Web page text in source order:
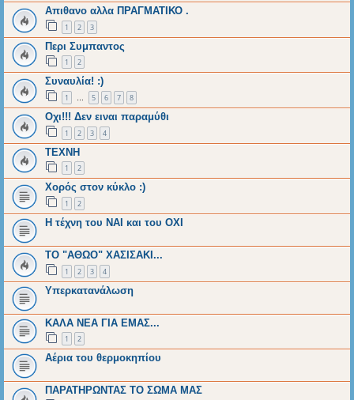
Απιθανο αλλα ΠΡΑΓΜΑΤΙΚΟ .
1 2 3
Περι Συμπαντος
1 2
Συναυλία! :)
1 … 5 6 7 8
Οχι!!! Δεν ειναι παραμύθι
1 2 3 4
ΤΕΧΝΗ
1 2
Χορός στον κύκλο :)
1 2
Η τέχνη του ΝΑΙ και του ΟΧΙ
ΤΟ "ΑΘΩΟ" ΧΑΣΙΣΑΚΙ...
1 2 3 4
Υπερκατανάλωση
ΚΑΛΑ ΝΕΑ ΓΙΑ ΕΜΑΣ...
1 2
Αέρια του θερμοκηπίου
ΠΑΡΑΤΗΡΩΝΤΑΣ ΤΟ ΣΩΜΑ ΜΑΣ